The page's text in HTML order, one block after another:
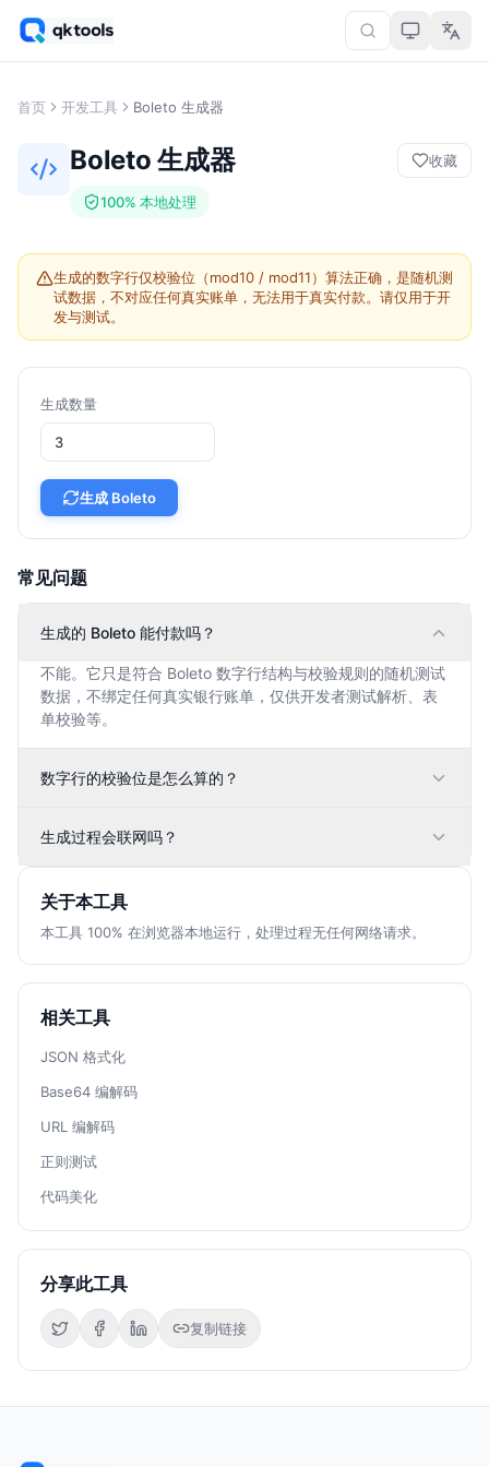
首页 开发工具 Boleto 生成器
Boleto 生成器
100% 本地处理
收藏
生成的数字行仅校验位（mod10 / mod11）算法正确，是随机测
试数据，不对应任何真实账单，无法用于真实付款。请仅用于开
发与测试。
生成数量
生成 Boleto
常见问题
生成的 Boleto 能付款吗？
不能。它只是符合 Boleto 数字行结构与校验规则的随机测试
数据，不绑定任何真实银行账单，仅供开发者测试解析、表
单校验等。
数字行的校验位是怎么算的？
生成过程会联网吗？
关于本工具
本工具 100% 在浏览器本地运行，处理过程无任何网络请求。
相关工具
JSON 格式化
Base64 编解码
URL 编解码
正则测试
代码美化
分享此工具
复制链接